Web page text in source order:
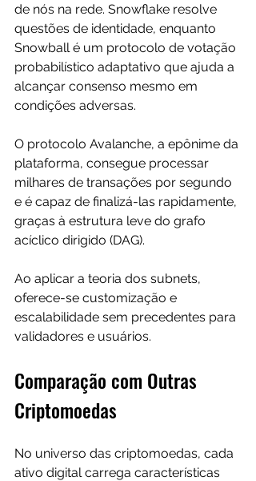
de nós na rede. Snowflake resolve
questões de identidade, enquanto
Snowball é um protocolo de votação
probabilístico adaptativo que ajuda a
alcançar consenso mesmo em
condições adversas.
O protocolo Avalanche, a epônime da
plataforma, consegue processar
milhares de transações por segundo
e é capaz de finalizá-las rapidamente,
graças à estrutura leve do grafo
acíclico dirigido (DAG).
Ao aplicar a teoria dos subnets,
oferece-se customização e
escalabilidade sem precedentes para
validadores e usuários.
Comparação com Outras
Criptomoedas
No universo das criptomoedas, cada
ativo digital carrega características